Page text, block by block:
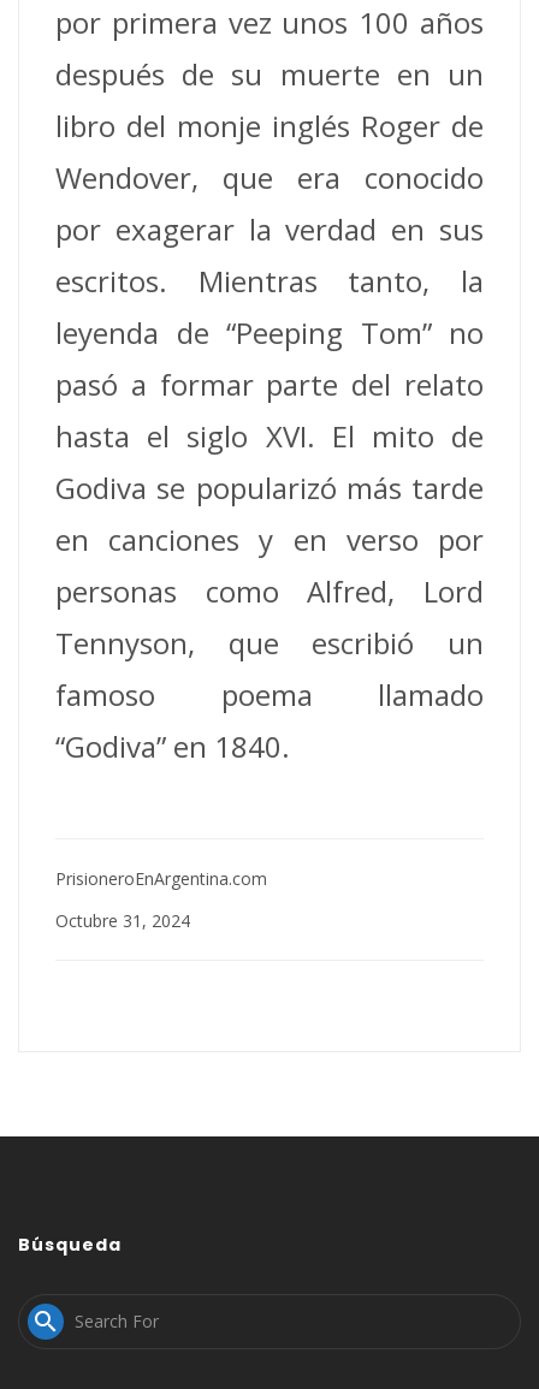
por primera vez unos 100 años
después de su muerte en un
libro del monje inglés Roger de
Wendover, que era conocido
por exagerar la verdad en sus
escritos. Mientras tanto, la
leyenda de “Peeping Tom” no
pasó a formar parte del relato
hasta el siglo XVI. El mito de
Godiva se popularizó más tarde
en canciones y en verso por
personas como Alfred, Lord
Tennyson, que escribió un
famoso poema llamado
“Godiva” en 1840.
PrisioneroEnArgentina.com
Octubre 31, 2024
Búsqueda
